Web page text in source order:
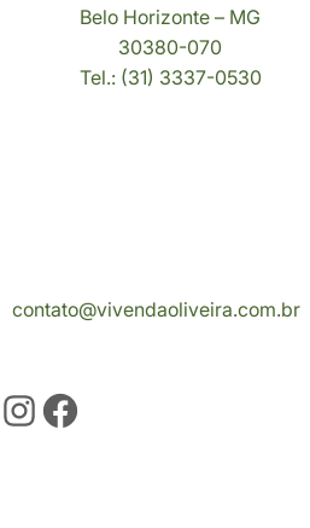
Belo Horizonte – MG
30380-070
Tel.: (31) 3337-0530
contato@vivendaoliveira.com.br
Instagram Facebook